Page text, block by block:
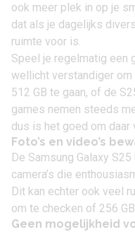
ook meer plek in op je
dat als je dagelijks
ruimte voor is.
Speel je regelmatig een
wellicht verstandiger om
512 GB te gaan, of de
games nemen steeds
dus is het goed om daar
Foto’s en video’s
De Samsung Galaxy
camera’s die
Dit kan echter ook veel
om te checken of 256
Geen mogelijkheid